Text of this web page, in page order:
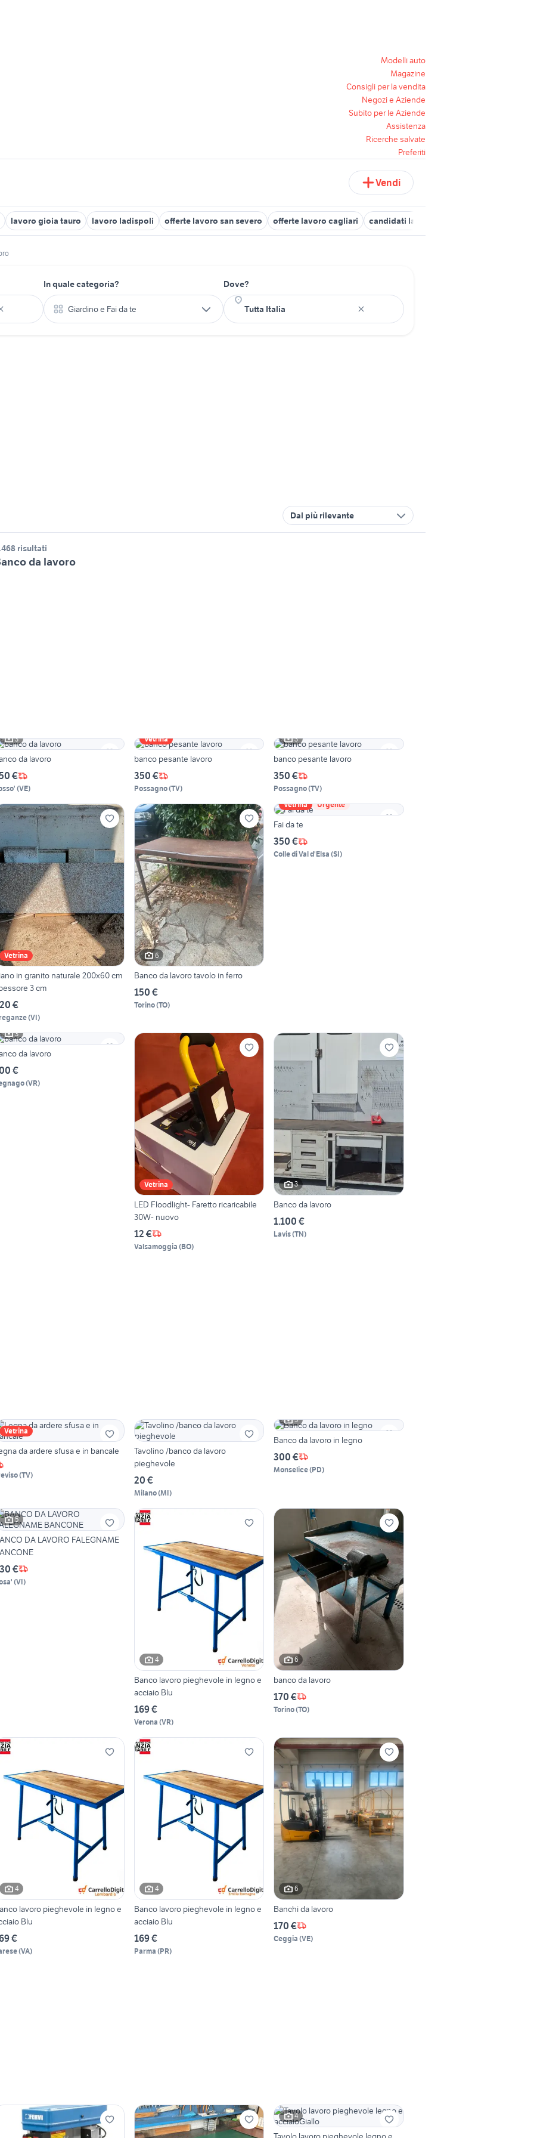
Modelli auto
Magazine
Consigli per la vendita
Negozi e Aziende
Subito per le Aziende
Assistenza
Ricerche salvate
Preferiti
Vendi
lavoro gioia tauro lavoro ladispoli offerte lavoro san severo offerte lavoro cagliari candidati lavoro badanti
In quale categoria?
Giardino e Fai da te
Dove?
Dal più rilevante
risultati
da lavoro
3
da lavoro
€
(VE)
Vetrina
banco pesante lavoro
350 €
Possagno(TV)
3
banco pesante lavoro
350 €
Possagno(TV)
Vetrina
in granito naturale 200x60 cm
3 cm
€
(VI)
6
Banco da lavoro tavolo in ferro
150 €
Torino(TO)
Vetrina Urgente
Fai da te
350 €
Colle di Val d'Elsa (SI)
3
da lavoro
€
(VR)
Vetrina
LED Floodlight- Faretto ricaricabile
30W- nuovo
12 €
Valsamoggia (BO)
3
Banco da lavoro
1.100 €
Lavis(TN)
Vetrina
da ardere sfusa e in bancale
(TV)
Tavolino /banco da lavoro
pieghevole
20 €
Milano(MI)
5
Banco da lavoro in legno
300 €
Monselice(PD)
5
DA LAVORO FALEGNAME
€
(VI)
4
Banco lavoro pieghevole in legno e
acciaio Blu
169 €
Verona (VR)
6
banco da lavoro
170 €
Torino(TO)
4
lavoro pieghevole in legno e
Blu
€
(VA)
4
Banco lavoro pieghevole in legno e
acciaio Blu
169 €
Parma (PR)
6
Banchi da lavoro
170 €
Ceggia (VE)
4